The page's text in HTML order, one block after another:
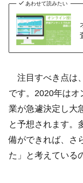
あわせて読みたい
注目すべき点は
です。2020年はオ
業が急遽決定し大
と予想されます。
備ができれば、さ
た」と考えている